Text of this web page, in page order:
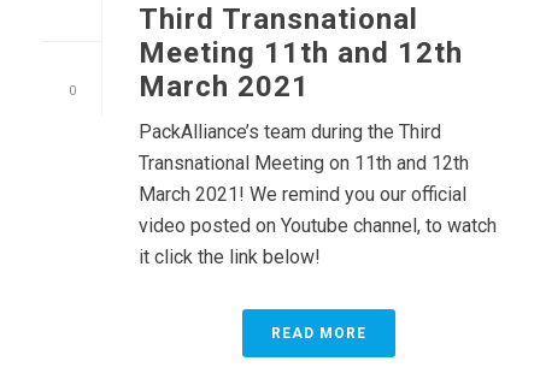
0
Third Transnational
Meeting 11th and 12th
March 2021
PackAlliance’s team during the Third
Transnational Meeting on 11th and 12th
March 2021! We remind you our official
video posted on Youtube channel, to watch
it click the link below!
READ MORE